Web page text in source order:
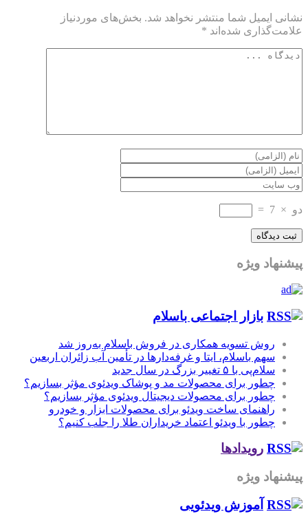
نشانی ایمیل شما منتشر نخواهد شد. بخش‌های موردنیاز
علامت‌گذاری شده‌اند *
دو ×
7
=
پیشنهاد ویژه
بازار اجتماعی باسلام
روش تسویه همکاری در فروش باسلام به‌روز شد
سهم باسلام، ایتا و غرفه‌دارها در تأمین آب زائران اربعین
سلام‌پی با ۵ تغییر بزرگ در سال جدید
چطور برای محصولات مد و پوشاک ویدئوی مؤثر بسازیم؟
چطور برای محصولات دیجیتال ویدئوی مؤثر بسازیم؟
راهنمای ساخت ویدئو برای محصولات ابزار و خودرو
چطور با ویدئو اعتماد خریداران طلا را جلب کنیم؟
رویدادها
پیشنهاد ویژه
آموزش‌ ویدئویی